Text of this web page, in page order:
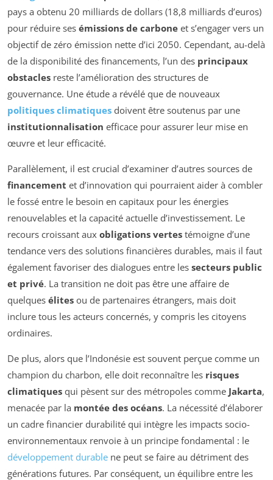
pays a obtenu 20 milliards de dollars (18,8 milliards d’euros)
pour réduire ses émissions de carbone et s’engager vers un
objectif de zéro émission nette d’ici 2050. Cependant, au-delà
de la disponibilité des financements, l’un des principaux
obstacles reste l’amélioration des structures de
gouvernance. Une étude a révélé que de nouveaux
politiques climatiques doivent être soutenus par une
institutionnalisation efficace pour assurer leur mise en
œuvre et leur efficacité.
Parallèlement, il est crucial d’examiner d’autres sources de
financement et d’innovation qui pourraient aider à combler
le fossé entre le besoin en capitaux pour les énergies
renouvelables et la capacité actuelle d’investissement. Le
recours croissant aux obligations vertes témoigne d’une
tendance vers des solutions financières durables, mais il faut
également favoriser des dialogues entre les secteurs public
et privé. La transition ne doit pas être une affaire de
quelques élites ou de partenaires étrangers, mais doit
inclure tous les acteurs concernés, y compris les citoyens
ordinaires.
De plus, alors que l’Indonésie est souvent perçue comme un
champion du charbon, elle doit reconnaître les risques
climatiques qui pèsent sur des métropoles comme Jakarta,
menacée par la montée des océans. La nécessité d’élaborer
un cadre financier durabilité qui intègre les impacts socio-
environnementaux renvoie à un principe fondamental : le
développement durable ne peut se faire au détriment des
générations futures. Par conséquent, un équilibre entre les